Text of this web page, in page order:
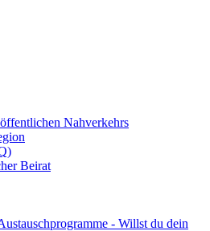
Nahverkehrs
Beirat
- Willst du dein